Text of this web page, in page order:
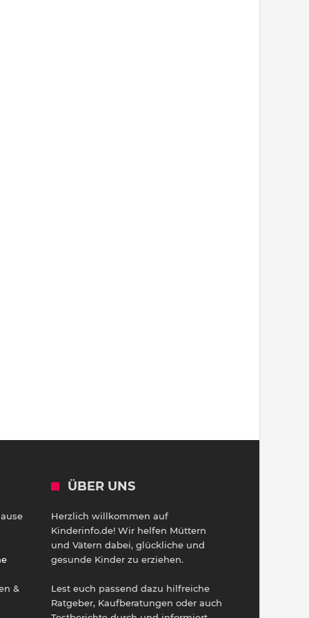
&
ÜBER UNS
Herzlich willkommen auf
Kinderinfo.de! Wir helfen Müttern
und Vätern dabei, glückliche und
gesunde Kinder zu erziehen.
Lest euch passend dazu hilfreiche
Ratgeber, Kaufberatungen oder auch